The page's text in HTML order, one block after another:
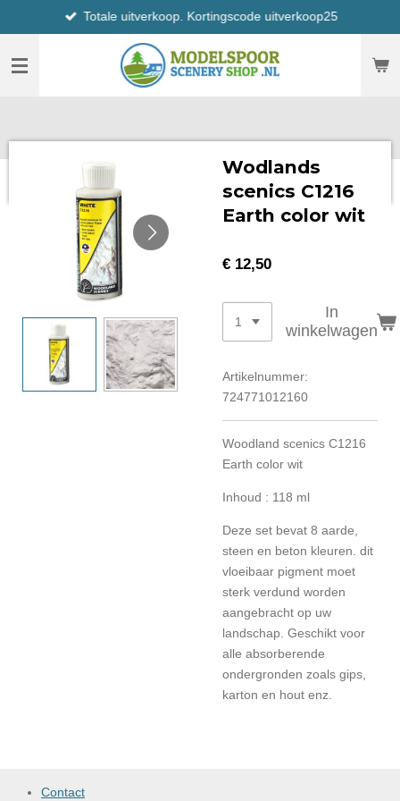
direct
naar
hoofdinhoud
Totale uitverkoop. Kortingscode uitverkoop25
Wodlands
scenics C1216
Earth color wit
€ 12,50
In
winkelwagen
Artikelnummer:
724771012160
Woodland scenics C1216
Earth color wit
Inhoud : 118 ml
Deze set bevat 8 aarde,
steen en beton kleuren. dit
vloeibaar pigment moet
sterk verdund worden
aangebracht op uw
landschap. Geschikt voor
alle absorberende
ondergronden zoals gips,
karton en hout enz.
Contact